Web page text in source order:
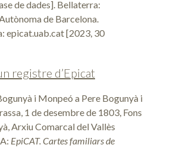
de dades]. Bellaterra:
de Barcelona.
epicat.uab.cat [2023, 30
registre d’Epicat
i Monpeó a Pere Bogunyà i
1 de desembre de 1803, Fons
Arxiu Comarcal del Vallès
EpiCAT. Cartes familiars de